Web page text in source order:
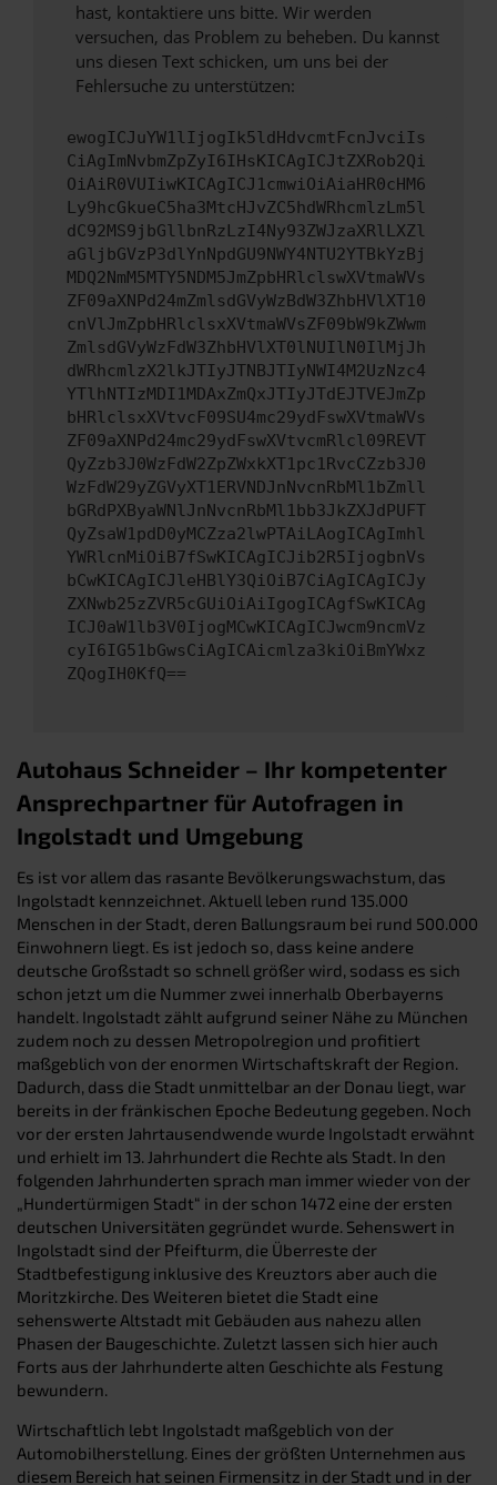
hast, kontaktiere uns bitte. Wir werden
versuchen, das Problem zu beheben. Du kannst
uns diesen Text schicken, um uns bei der
Fehlersuche zu unterstützen:
ewogICJuYW1lIjogIk5ldHdvcmtFcnJvciIs
CiAgImNvbmZpZyI6IHsKICAgICJtZXRob2Qi
OiAiR0VUIiwKICAgICJ1cmwiOiAiaHR0cHM6
Ly9hcGkueC5ha3MtcHJvZC5hdWRhcmlzLm5l
dC92MS9jbGllbnRzLzI4Ny93ZWJzaXRlLXZl
aGljbGVzP3dlYnNpdGU9NWY4NTU2YTBkYzBj
MDQ2NmM5MTY5NDM5JmZpbHRlclswXVtmaWVs
ZF09aXNPd24mZmlsdGVyWzBdW3ZhbHVlXT10
cnVlJmZpbHRlclsxXVtmaWVsZF09bW9kZWwm
ZmlsdGVyWzFdW3ZhbHVlXT0lNUIlN0IlMjJh
dWRhcmlzX2lkJTIyJTNBJTIyNWI4M2UzNzc4
YTlhNTIzMDI1MDAxZmQxJTIyJTdEJTVEJmZp
bHRlclsxXVtvcF09SU4mc29ydFswXVtmaWVs
ZF09aXNPd24mc29ydFswXVtvcmRlcl09REVT
QyZzb3J0WzFdW2ZpZWxkXT1pc1RvcCZzb3J0
WzFdW29yZGVyXT1ERVNDJnNvcnRbMl1bZmll
bGRdPXByaWNlJnNvcnRbMl1bb3JkZXJdPUFT
QyZsaW1pdD0yMCZza2lwPTAiLAogICAgImhl
YWRlcnMiOiB7fSwKICAgICJib2R5IjogbnVs
bCwKICAgICJleHBlY3QiOiB7CiAgICAgICJy
ZXNwb25zZVR5cGUiOiAiIgogICAgfSwKICAg
ICJ0aW1lb3V0IjogMCwKICAgICJwcm9ncmVz
cyI6IG51bGwsCiAgICAicmlza3kiOiBmYWxz
ZQogIH0KfQ==
Autohaus Schneider – Ihr kompetenter
Ansprechpartner für Autofragen in
Ingolstadt und Umgebung
Es ist vor allem das rasante Bevölkerungswachstum, das
Ingolstadt kennzeichnet. Aktuell leben rund 135.000
Menschen in der Stadt, deren Ballungsraum bei rund 500.000
Einwohnern liegt. Es ist jedoch so, dass keine andere
deutsche Großstadt so schnell größer wird, sodass es sich
schon jetzt um die Nummer zwei innerhalb Oberbayerns
handelt. Ingolstadt zählt aufgrund seiner Nähe zu München
zudem noch zu dessen Metropolregion und profitiert
maßgeblich von der enormen Wirtschaftskraft der Region.
Dadurch, dass die Stadt unmittelbar an der Donau liegt, war
bereits in der fränkischen Epoche Bedeutung gegeben. Noch
vor der ersten Jahrtausendwende wurde Ingolstadt erwähnt
und erhielt im 13. Jahrhundert die Rechte als Stadt. In den
folgenden Jahrhunderten sprach man immer wieder von der
„Hundertürmigen Stadt“ in der schon 1472 eine der ersten
deutschen Universitäten gegründet wurde. Sehenswert in
Ingolstadt sind der Pfeifturm, die Überreste der
Stadtbefestigung inklusive des Kreuztors aber auch die
Moritzkirche. Des Weiteren bietet die Stadt eine
sehenswerte Altstadt mit Gebäuden aus nahezu allen
Phasen der Baugeschichte. Zuletzt lassen sich hier auch
Forts aus der Jahrhunderte alten Geschichte als Festung
bewundern.
Wirtschaftlich lebt Ingolstadt maßgeblich von der
Automobilherstellung. Eines der größten Unternehmen aus
diesem Bereich hat seinen Firmensitz in der Stadt und in der